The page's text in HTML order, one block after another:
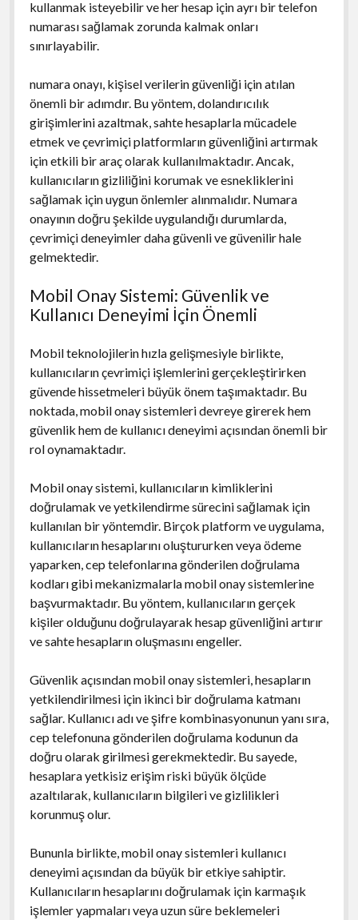
kullanmak isteyebilir ve her hesap için ayrı bir telefon
numarası sağlamak zorunda kalmak onları
sınırlayabilir.
numara onayı, kişisel verilerin güvenliği için atılan
önemli bir adımdır. Bu yöntem, dolandırıcılık
girişimlerini azaltmak, sahte hesaplarla mücadele
etmek ve çevrimiçi platformların güvenliğini artırmak
için etkili bir araç olarak kullanılmaktadır. Ancak,
kullanıcıların gizliliğini korumak ve esnekliklerini
sağlamak için uygun önlemler alınmalıdır. Numara
onayının doğru şekilde uygulandığı durumlarda,
çevrimiçi deneyimler daha güvenli ve güvenilir hale
gelmektedir.
Mobil Onay Sistemi: Güvenlik ve
Kullanıcı Deneyimi İçin Önemli
Mobil teknolojilerin hızla gelişmesiyle birlikte,
kullanıcıların çevrimiçi işlemlerini gerçekleştirirken
güvende hissetmeleri büyük önem taşımaktadır. Bu
noktada, mobil onay sistemleri devreye girerek hem
güvenlik hem de kullanıcı deneyimi açısından önemli bir
rol oynamaktadır.
Mobil onay sistemi, kullanıcıların kimliklerini
doğrulamak ve yetkilendirme sürecini sağlamak için
kullanılan bir yöntemdir. Birçok platform ve uygulama,
kullanıcıların hesaplarını oluştururken veya ödeme
yaparken, cep telefonlarına gönderilen doğrulama
kodları gibi mekanizmalarla mobil onay sistemlerine
başvurmaktadır. Bu yöntem, kullanıcıların gerçek
kişiler olduğunu doğrulayarak hesap güvenliğini artırır
ve sahte hesapların oluşmasını engeller.
Güvenlik açısından mobil onay sistemleri, hesapların
yetkilendirilmesi için ikinci bir doğrulama katmanı
sağlar. Kullanıcı adı ve şifre kombinasyonunun yanı sıra,
cep telefonuna gönderilen doğrulama kodunun da
doğru olarak girilmesi gerekmektedir. Bu sayede,
hesaplara yetkisiz erişim riski büyük ölçüde
azaltılarak, kullanıcıların bilgileri ve gizlilikleri
korunmuş olur.
Bununla birlikte, mobil onay sistemleri kullanıcı
deneyimi açısından da büyük bir etkiye sahiptir.
Kullanıcıların hesaplarını doğrulamak için karmaşık
işlemler yapmaları veya uzun süre beklemeleri